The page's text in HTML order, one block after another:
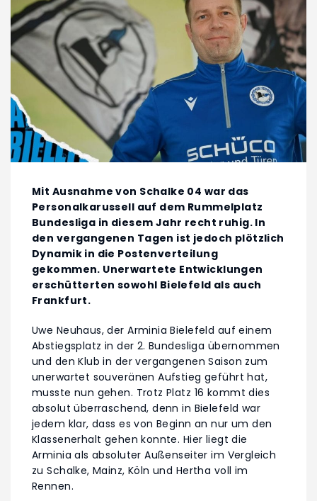
Mit Ausnahme von Schalke 04 war das
Personalkarussell auf dem Rummelplatz
Bundesliga in diesem Jahr recht ruhig. In
den vergangenen Tagen ist jedoch plötzlich
Dynamik in die Postenverteilung
gekommen. Unerwartete Entwicklungen
erschütterten sowohl Bielefeld als auch
Frankfurt.
Uwe Neuhaus, der Arminia Bielefeld auf einem
Abstiegsplatz in der 2. Bundesliga übernommen
und den Klub in der vergangenen Saison zum
unerwartet souveränen Aufstieg geführt hat,
musste nun gehen. Trotz Platz 16 kommt dies
absolut überraschend, denn in Bielefeld war
jedem klar, dass es von Beginn an nur um den
Klassenerhalt gehen konnte. Hier liegt die
Arminia als absoluter Außenseiter im Vergleich
zu Schalke, Mainz, Köln und Hertha voll im
Rennen.